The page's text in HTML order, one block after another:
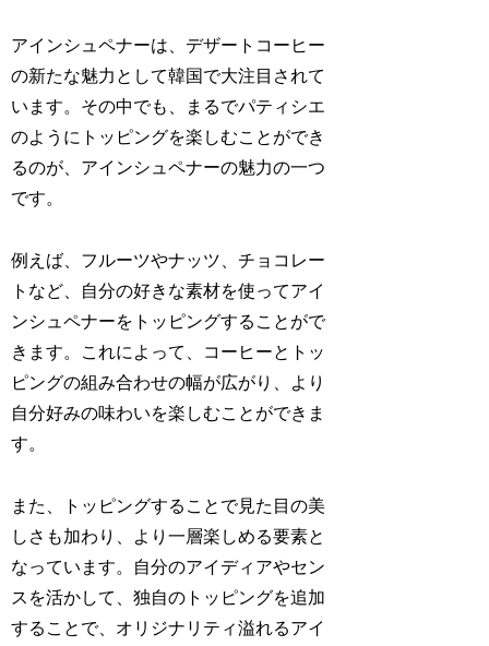
アインシュペナーは、デザートコーヒー
の新たな魅力として韓国で大注目されて
います。その中でも、まるでパティシエ
のようにトッピングを楽しむことができ
るのが、アインシュペナーの魅力の一つ
です。
例えば、フルーツやナッツ、チョコレー
トなど、自分の好きな素材を使ってアイ
ンシュペナーをトッピングすることがで
きます。これによって、コーヒーとトッ
ピングの組み合わせの幅が広がり、より
自分好みの味わいを楽しむことができま
す。
また、トッピングすることで見た目の美
しさも加わり、より一層楽しめる要素と
なっています。自分のアイディアやセン
スを活かして、独自のトッピングを追加
することで、オリジナリティ溢れるアイ